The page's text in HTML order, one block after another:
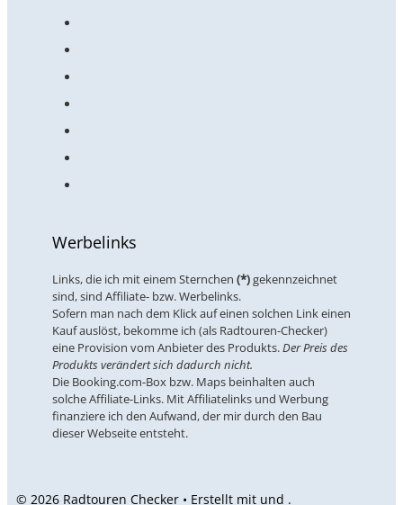
Werbelinks
Links, die ich mit einem Sternchen (*)gekennzeichnet
sind, sind Affiliate- bzw. Werbelinks.
Sofern man nach dem Klick auf einen solchen Link einen
Kauf auslöst, bekomme ich (als Radtouren-Checker)
eine Provision vom Anbieter des Produkts.Der Preis des
Produkts verändert sich dadurch nicht.
Die Booking.com-Box bzw. Maps beinhalten auch
solche Affiliate-Links. Mit Affiliatelinks und Werbung
finanziere ich den Aufwand, der mir durch den Bau
dieser Webseite entsteht.
© 2026 Radtouren Checker • Erstellt mit und .